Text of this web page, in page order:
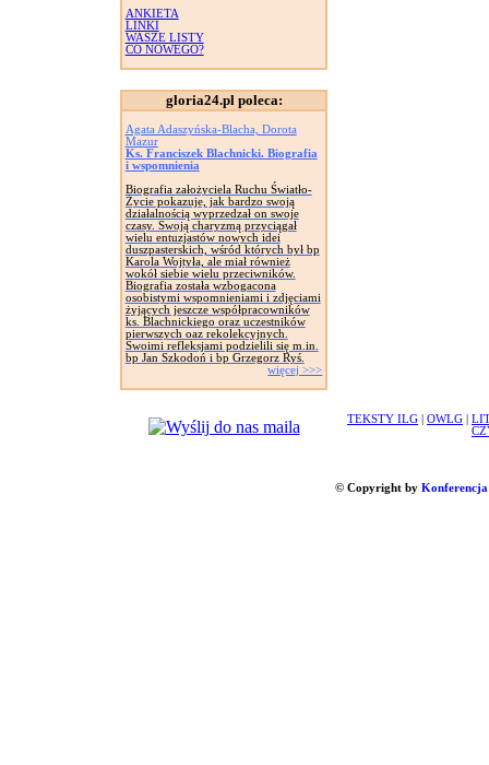
ANKIETA
LINKI
WASZE LISTY
CO NOWEGO?
gloria24.pl poleca:
Agata Adaszyńska-Blacha, Dorota
Mazur
Ks. Franciszek Blachnicki. Biografia
i wspomnienia
Biografia założyciela Ruchu Światło-
Życie pokazuje, jak bardzo swoją
działalnością wyprzedzał on swoje
czasy. Swoją charyzmą przyciągał
wielu entuzjastów nowych idei
duszpasterskich, wśród których był bp
Karola Wojtyła, ale miał również
wokół siebie wielu przeciwników.
Biografia została wzbogacona
osobistymi wspomnieniami i zdjęciami
żyjących jeszcze współpracowników
ks. Blachnickiego oraz uczestników
pierwszych oaz rekolekcyjnych.
Swoimi refleksjami podzielili się m.in.
bp Jan Szkodoń i bp Grzegorz Ryś.
więcej >>>
TEKSTY ILG OWLG
© Copyright by Konferencja